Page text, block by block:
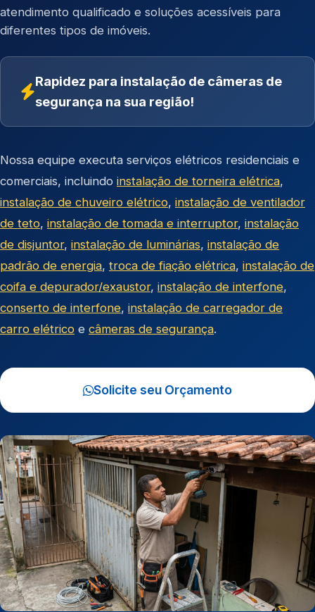
atendimento qualificado e soluções acessíveis para
diferentes tipos de imóveis.
Rapidez para instalação de câmeras de
segurança na sua região!
Nossa equipe executa serviços elétricos residenciais e
comerciais, incluindo instalação de torneira elétrica,
instalação de chuveiro elétrico, instalação de ventilador
de teto, instalação de tomada e interruptor, instalação
de disjuntor, instalação de luminárias, instalação de
padrão de energia, troca de fiação elétrica, instalação de
coifa e depurador/exaustor, instalação de interfone,
conserto de interfone, instalação de carregador de
carro elétrico e câmeras de segurança.
Solicite seu Orçamento